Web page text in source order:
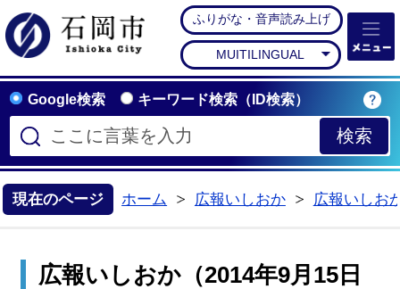
石岡市公式ホームペー
ふりがな・音声読み上げ
MUITILINGUAL
Google検索 キーワード検索（ID検索）
現在のページ ホーム
広報いしおか
広報いしお
広報いしおか（2014年9月15日